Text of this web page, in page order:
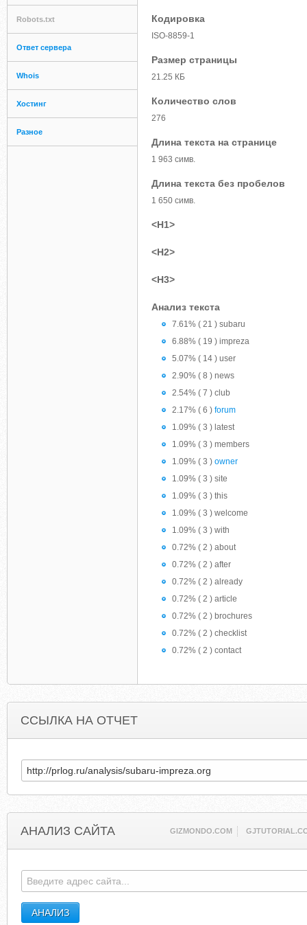
Robots.txt
Ответ сервера
Whois
Хостинг
Разное
Кодировка
ISO-8859-1
Размер страницы
21.25 КБ
Количество слов
276
Длина текста на странице
1 963 симв.
Длина текста без пробелов
1 650 симв.
<H1>
<H2>
<H3>
Анализ текста
7.61% ( 21 ) subaru
6.88% ( 19 ) impreza
5.07% ( 14 ) user
2.90% ( 8 ) news
2.54% ( 7 ) club
2.17% ( 6 ) forum
1.09% ( 3 ) latest
1.09% ( 3 ) members
1.09% ( 3 ) owner
1.09% ( 3 ) site
1.09% ( 3 ) this
1.09% ( 3 ) welcome
1.09% ( 3 ) with
0.72% ( 2 ) about
0.72% ( 2 ) after
0.72% ( 2 ) already
0.72% ( 2 ) article
0.72% ( 2 ) brochures
0.72% ( 2 ) checklist
0.72% ( 2 ) contact
ССЫЛКА НА ОТЧЕТ
АНАЛИЗ САЙТА GIZMONDO.COM